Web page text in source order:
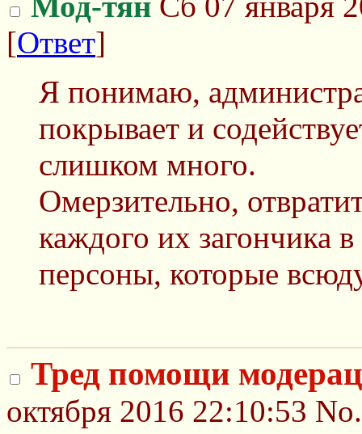
[Ответ]
Я понимаю,
покрывает и
слишком много.
Омерзительно,
каждого их загончика
персоны, которые
Тред помощи
октября 2016 22:10:53